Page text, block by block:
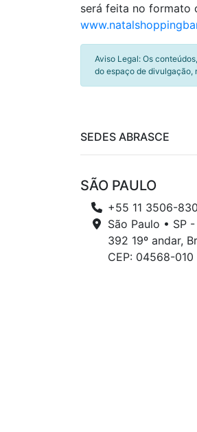
será feita no formato
Aviso Legal: Os
do espaço de divulgação,
SEDES ABRASCE
SÃO PAULO
+55 11 3506-
São Paulo • SP
392 19º andar,
CEP: 04568-010